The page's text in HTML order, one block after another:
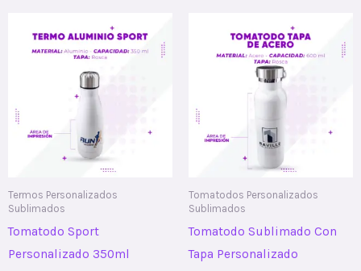
Termos Personalizados
Sublimados
Tomatodo Sport
Personalizado 350ml
Tomatodos Personalizados
Sublimados
Tomatodo Sublimado Con
Tapa Personalizado